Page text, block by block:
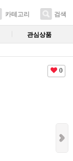
카테고리 검색
관심상품
0